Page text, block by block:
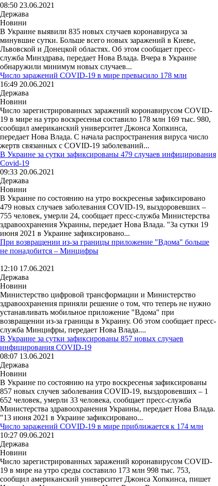
08:50 23.06.2021
Держава
Новини
В Украине выявили 835 новых случаев коронавируса за
минувшие сутки. Больше всего новых заражений в Киеве,
Львовской и Донецкой областях. Об этом сообщает пресс-
служба Минздрава, передает Нова Влада. Вчера в Украине
обнаружили минимум новых случаев...
Число заражений COVID-19 в мире превысило 178 млн
16:49 20.06.2021
Держава
Новини
Число зарегистрированных заражений коронавирусом COVID-
19 в мире на утро воскресенья составило 178 млн 169 тыс. 980,
сообщил американский университет Джонса Хопкинса,
передает Нова Влада. С начала распространения вируса число
жертв связанных с COVID-19 заболеваний...
В Украине за сутки зафиксированы 479 случаев инфицирования
Covid-19
09:33 20.06.2021
Держава
Новини
В Украине по состоянию на утро воскресенья зафиксировано
479 новых случаев заболевания COVID-19, выздоровевших –
755 человек, умерли 24, сообщает пресс-служба Министерства
здравоохранения Украины, передает Нова Влада. "За сутки 19
июня 2021 в Украине зафиксировано...
При возвращении из-за границы приложение "Вдома" больше
не понадобится – Минцифры
12:10 17.06.2021
Держава
Новини
Министерство цифровой трансформации и Министерство
здравоохранения приняли решение о том, что теперь не нужно
устанавливать мобильное приложение "Вдома" при
возвращении из-за границы в Украину. Об этом сообщает пресс-
служба Минцифры, передает Нова Влада....
В Украине за сутки зафиксированы 857 новых случаев
инфицирования COVID-19
08:07 13.06.2021
Держава
Новини
В Украине по состоянию на утро воскресенья зафиксированы
857 новых случев заболевания COVID-19, выздоровевших – 1
652 человек, умерли 33 человека, сообщает пресс-служба
Министерства здравоохранения Украины, передает Нова Влада.
"13 июня 2021 в Украине зафиксировано...
Число заражений COVID-19 в мире приближается к 174 млн
10:27 09.06.2021
Держава
Новини
Число зарегистрированных заражений коронавирусом COVID-
19 в мире на утро среды составило 173 млн 998 тыс. 753,
сообщил американский университет Джонса Хопкинса, пишет